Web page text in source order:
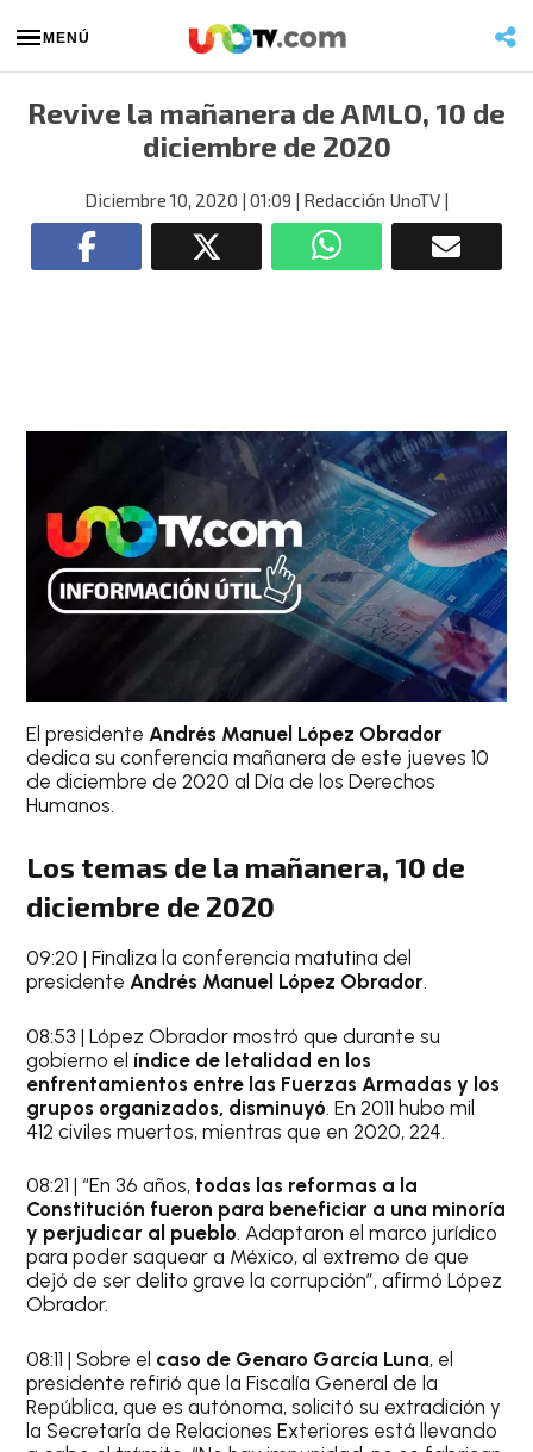
MENÚ
Revive la mañanera de AMLO, 10 de
diciembre de 2020
Diciembre 10, 2020 | 01:09 | Redacción UnoTV |
El presidente Andrés Manuel López Obrador
dedica su conferencia mañanera de este jueves 10
de diciembre de 2020 al Día de los Derechos
Humanos.
Los temas de la mañanera, 10 de
diciembre de 2020
09:20 | Finaliza la conferencia matutina del
presidenteAndrés Manuel López Obrador.
08:53 | López Obrador mostró que durante su
gobierno el índice de letalidad en los
enfrentamientos entre las Fuerzas Armadas y los
grupos organizados, disminuyó. En 2011 hubo mil
412 civiles muertos, mientras que en 2020, 224.
08:21 | “En 36 años, todas las reformas a la
Constitución fueron para beneficiar a una minoría
y perjudicar al pueblo. Adaptaron el marco jurídico
para poder saquear a México, al extremo de que
dejó de ser delito grave la corrupción”, afirmó López
Obrador.
08:11 | Sobre el caso de Genaro García Luna, el
presidente refirió que la Fiscalía General de la
República, que es autónoma, solicitó su extradición y
la Secretaría de Relaciones Exteriores está llevando